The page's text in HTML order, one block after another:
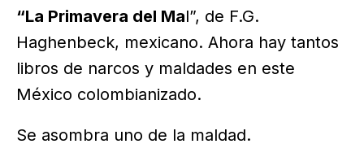
“La Primavera del Mal”, de F.G.
Haghenbeck, mexicano. Ahora hay tantos
libros de narcos y maldades en este
México colombianizado.
Se asombra uno de la maldad.